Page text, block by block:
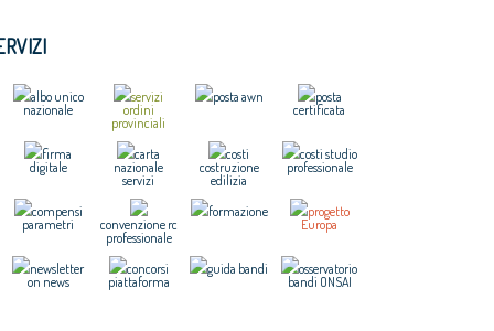
albo unico
nazionale
servizi
ordini
provinciali
posta awn
posta
certificata
firma
digitale
carta
nazionale
servizi
costi
costruzione
edilizia
costi studio
professionale
compensi
parametri
convenzione rc
professionale
formazione
progetto
Europa
newsletter
on news
concorsi
piattaforma
guida bandi
osservatorio
bandi ONSAI